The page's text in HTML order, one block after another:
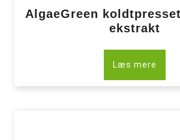
AlgaeGreen
ekstrakt
Læs mere